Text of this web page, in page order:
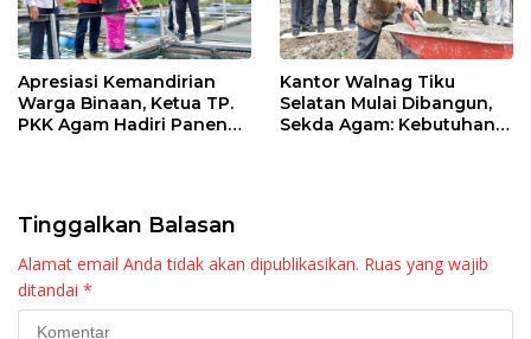
Apresiasi Kemandirian
Warga Binaan, Ketua TP.
PKK Agam Hadiri Panen
Kantor Walnag Tiku
Selatan Mulai Dibangun,
Sekda Agam: Kebutuhan
Tinggalkan Balasan
Alamat email Anda tidak akan dipublikasikan. Ruas yang wajib
ditandai *